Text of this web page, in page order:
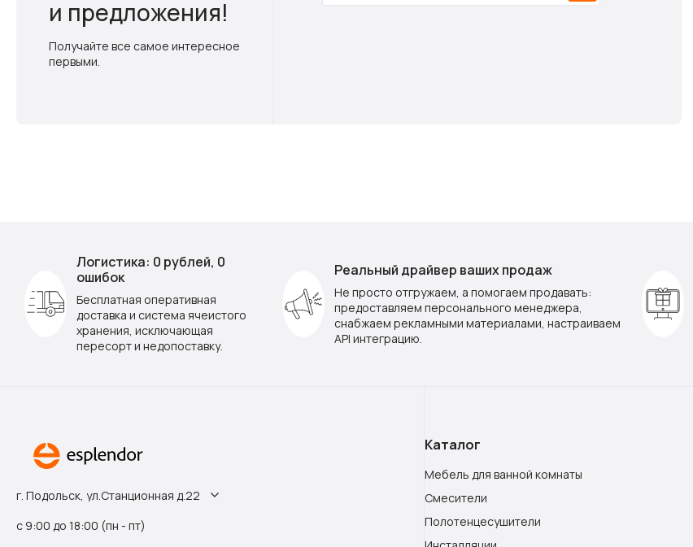
и предложения!
Получайте все самое интересное
первыми.
Логистика: 0 рублей, 0
ошибок
Бесплатная оперативная
доставка и система ячеистого
хранения, исключающая
пересорт и недопоставку.
Реальный драйвер ваших продаж
Не просто отгружаем, а помогаем продавать:
предоставляем персонального менеджера,
снабжаем рекламными материалами, настраиваем
API интеграцию.
г. Подольск, ул.Станционная д.22
с 9:00 до 18:00 (пн - пт)
Каталог
Мебель для ванной комнаты
Смесители
Полотенцесушители